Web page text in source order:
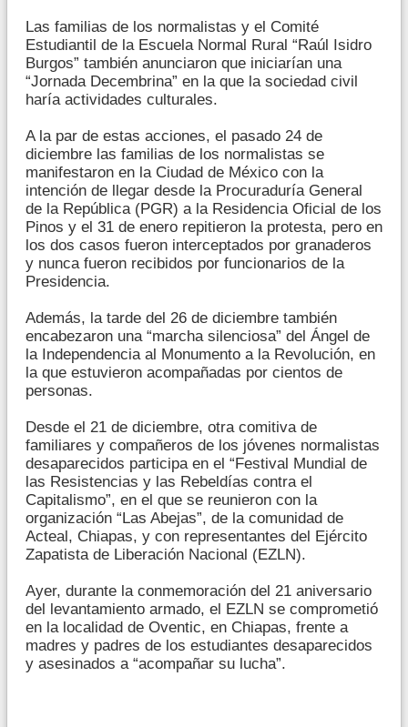
Las familias de los normalistas y el Comité
Estudiantil de la Escuela Normal Rural “Raúl Isidro
Burgos” también anunciaron que iniciarían una
“Jornada Decembrina” en la que la sociedad civil
haría actividades culturales.
A la par de estas acciones, el pasado 24 de
diciembre las familias de los normalistas se
manifestaron en la Ciudad de México con la
intención de llegar desde la Procuraduría General
de la República (PGR) a la Residencia Oficial de los
Pinos y el 31 de enero repitieron la protesta, pero en
los dos casos fueron interceptados por granaderos
y nunca fueron recibidos por funcionarios de la
Presidencia.
Además, la tarde del 26 de diciembre también
encabezaron una “marcha silenciosa” del Ángel de
la Independencia al Monumento a la Revolución, en
la que estuvieron acompañadas por cientos de
personas.
Desde el 21 de diciembre, otra comitiva de
familiares y compañeros de los jóvenes normalistas
desaparecidos participa en el “Festival Mundial de
las Resistencias y las Rebeldías contra el
Capitalismo”, en el que se reunieron con la
organización “Las Abejas”, de la comunidad de
Acteal, Chiapas, y con representantes del Ejército
Zapatista de Liberación Nacional (EZLN).
Ayer, durante la conmemoración del 21 aniversario
del levantamiento armado, el EZLN se comprometió
en la localidad de Oventic, en Chiapas, frente a
madres y padres de los estudiantes desaparecidos
y asesinados a “acompañar su lucha”.